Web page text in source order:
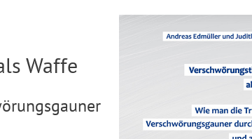
Waffe